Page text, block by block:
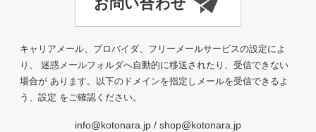
キャリアメール、プロバイダ、フリーメールサービスの設定によ
り、 迷惑メールフォルダへ自動的に移送されたり、受信できない
場合が あります。以下のドメインを指定しメールを受信できるよ
う、設定 をご確認ください。
info@kotonara.jp / shop@kotonara.jp